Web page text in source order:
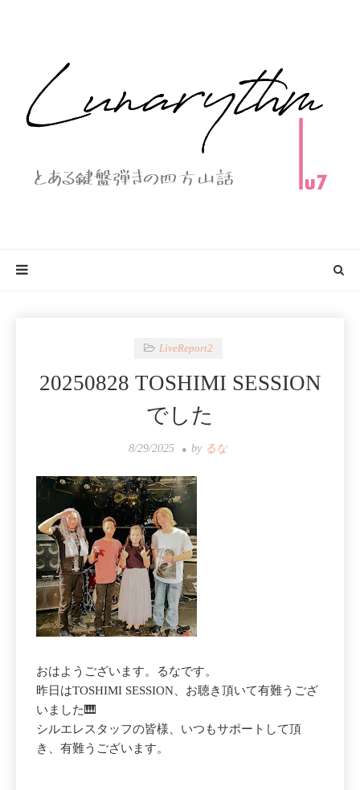
LiveReport2
20250828 TOSHIMI SESSION
でした
8/29/2025 by るな
おはようございます。るなです。
昨日はTOSHIMI SESSION、お聴き頂いて有難うござ
いました🎹
シルエレスタッフの皆様、いつもサポートして頂
き、有難うございます。